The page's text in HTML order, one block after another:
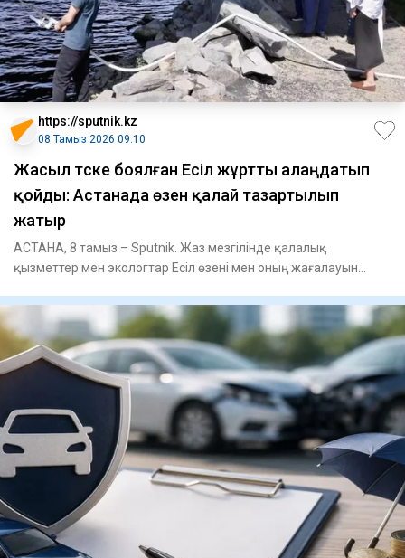
https://sputnik.kz
08 Тамыз 2026 09:10
Жасыл түске боялған Есіл жұртты алаңдатып
қойды: Астанада өзен қалай тазартылып
жатыр
АСТАНА, 8 тамыз – Sputnik. Жаз мезгілінде қалалық
қызметтер мен экологтар Есіл өзені мен оның жағалауын